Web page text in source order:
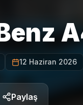
12 Haziran 2026
Paylaş